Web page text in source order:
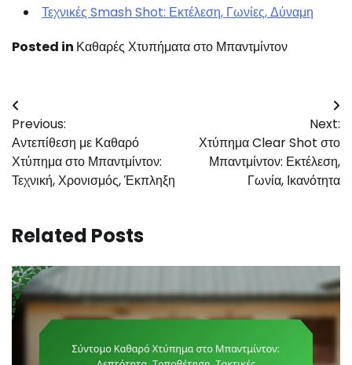
Τεχνικές Smash Shot: Εκτέλεση, Γωνίες, Δύναμη
Posted in Καθαρές Χτυπήματα στο Μπαντμίντον
Post
navigation
Previous:
Αντεπίθεση με Καθαρό
Χτύπημα στο Μπαντμίντον:
Τεχνική, Χρονισμός, Έκπληξη
Next:
Χτύπημα Clear Shot στο
Μπαντμίντον: Εκτέλεση,
Γωνία, Ικανότητα
Related Posts